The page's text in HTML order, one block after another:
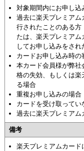
対象期間内にお申し
過去に楽天プレミア
行されたことのある方
たは、楽天プレミア
してお申し込みをされ
カードお申し込み時
本カード会員様が弊社
格の失効、もしくは
る場合
重複お申し込みの場合
カードを受け取ってい
過去に楽天プレミア
備考
楽天プレミアムカード